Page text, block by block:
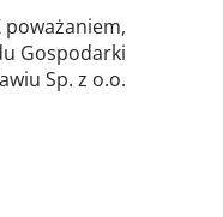
poważaniem,
Gospodarki
Sp. z o.o.